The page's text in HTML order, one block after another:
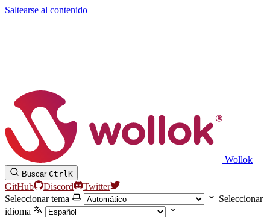
Saltearse al contenido
Wollok
Buscar CtrlK
GitHub Discord
Twitter
Seleccionar tema
Seleccionar
idioma